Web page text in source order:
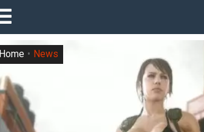
Home News